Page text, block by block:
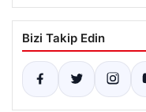
Bizi Takip Edin